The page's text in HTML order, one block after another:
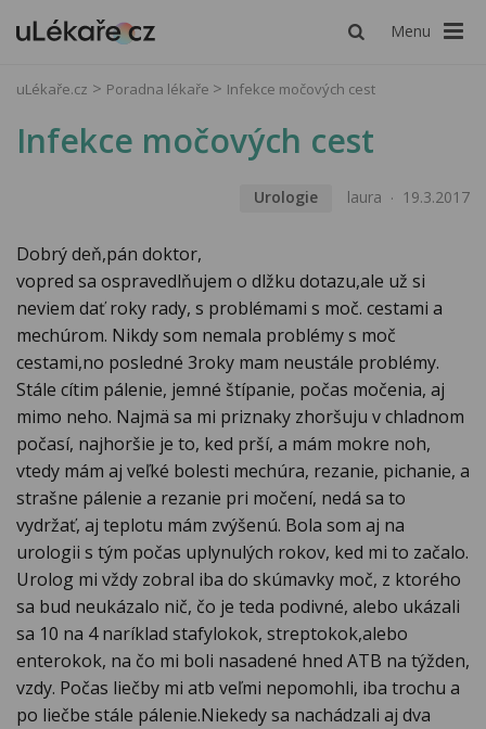
Menu
uLékaře.cz Poradna lékaře Infekce močových cest
Infekce močových cest
Urologie laura 19.3.2017
Dobrý deň,pán doktor,
vopred sa ospravedlňujem o dlžku dotazu,ale už si
neviem dať roky rady, s problémami s moč. cestami a
mechúrom. Nikdy som nemala problémy s moč
cestami,no posledné 3roky mam neustále problémy.
Stále cítim pálenie, jemné štípanie, počas močenia, aj
mimo neho. Najmä sa mi priznaky zhoršuju v chladnom
počasí, najhoršie je to, ked prší, a mám mokre noh,
vtedy mám aj veľké bolesti mechúra, rezanie, pichanie, a
strašne pálenie a rezanie pri močení, nedá sa to
vydržať, aj teplotu mám zvýšenú. Bola som aj na
urologii s tým počas uplynulých rokov, ked mi to začalo.
Urolog mi vždy zobral iba do skúmavky moč, z ktorého
sa bud neukázalo nič, čo je teda podivné, alebo ukázali
sa 10 na 4 naríklad stafylokok, streptokok,alebo
enterokok, na čo mi boli nasadené hned ATB na týžden,
vzdy. Počas liečby mi atb veľmi nepomohli, iba trochu a
po liečbe stále pálenie.Niekedy sa nachádzali aj dva